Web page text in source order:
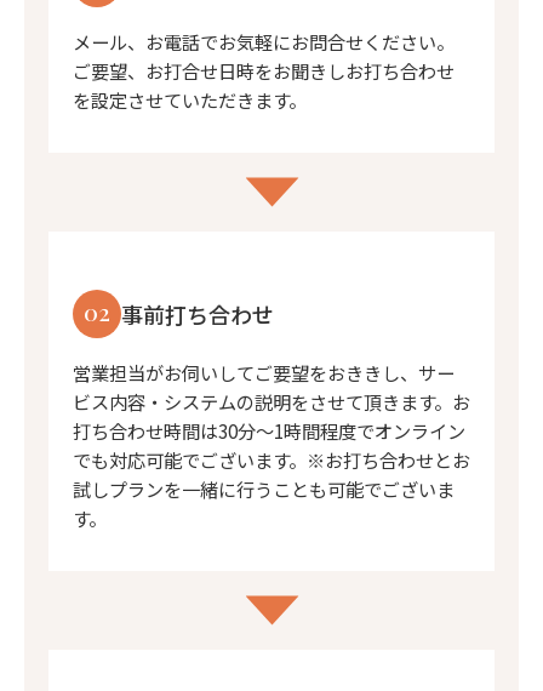
メール、お電話でお気軽にお問合せください。
ご要望、お打合せ日時をお聞きしお打ち合わせ
を設定させていただきます。
02 事前打ち合わせ
営業担当がお伺いしてご要望をおききし、サー
ビス内容・システムの説明をさせて頂きます。お
打ち合わせ時間は30分〜1時間程度でオンライン
でも対応可能でございます。※お打ち合わせとお
試しプランを一緒に行うことも可能でございま
す。